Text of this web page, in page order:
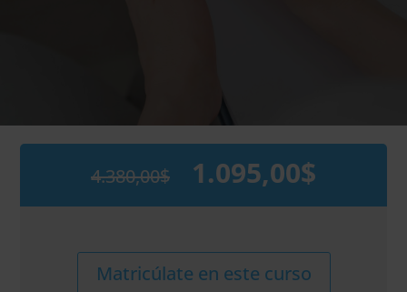
4.380,00$
4.380,00$.
1.095,00$
1.095,00$.
Internacional
Matricúlate en este curso